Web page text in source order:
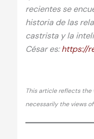
recientes se
historia de las
castrista y la
César es:https://
This article reflects
necessarily the views